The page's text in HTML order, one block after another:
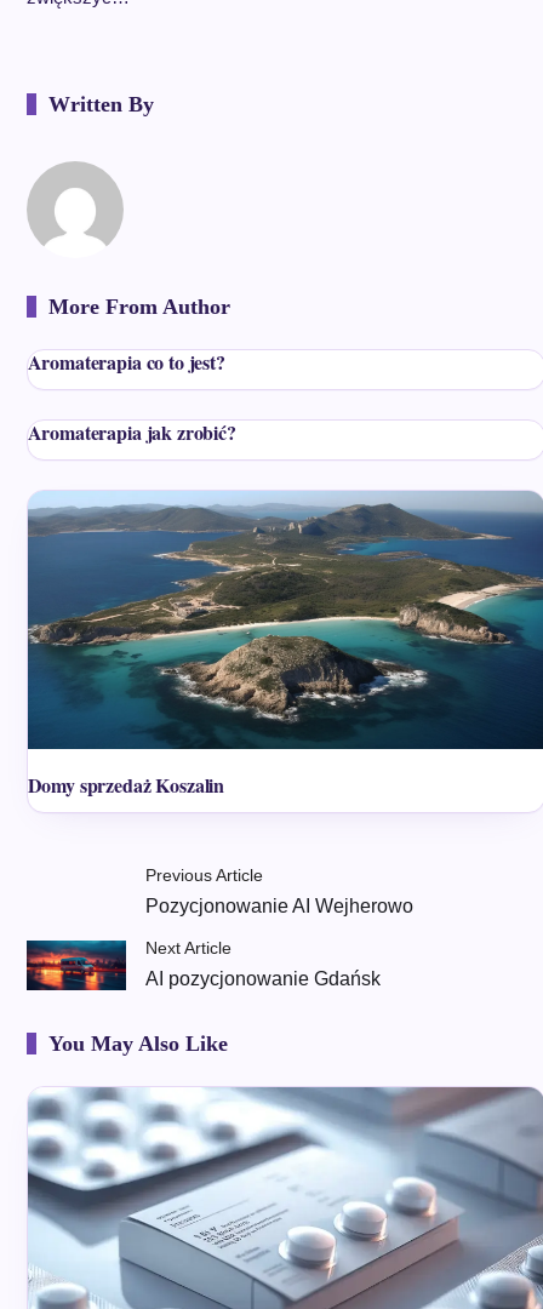
Written By
More From Author
Aromaterapia co to jest?
Aromaterapia jak zrobić?
Domy sprzedaż Koszalin
Previous Article
Pozycjonowanie AI Wejherowo
Next Article
AI pozycjonowanie Gdańsk
You May Also Like